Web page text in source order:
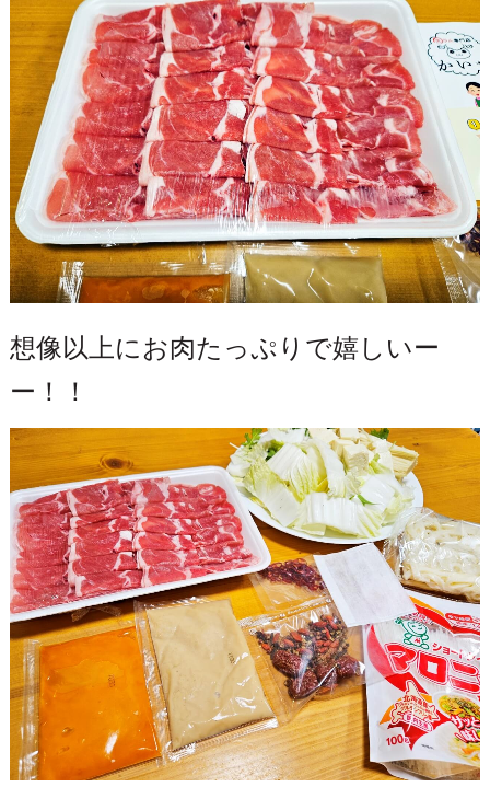
想像以上にお肉たっぷりで嬉しいー
ー！！